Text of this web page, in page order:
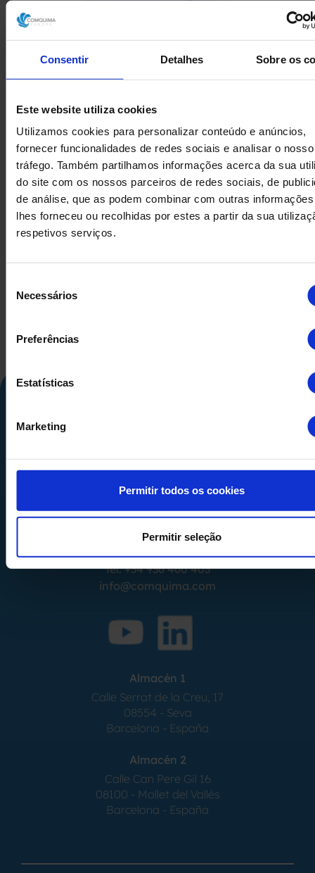
Consentir Detalhes Sobre os
Este website utiliza cookies
Utilizamos cookies para personalizar conteúdo e anúncios,
fornecer funcionalidades de redes sociais e analisar o nosso
tráfego. Também partilhamos informações acerca da sua
do site com os nossos parceiros de redes sociais, de
de análise, que as podem combinar com outras
lhes forneceu ou recolhidas por estes a partir da sua
respetivos serviços.
Necessários
Preferências
Estatísticas
Marketing
Permitir todos os cookies
Permitir seleção
CENTRÍFUGA RIERA
NADEU 200F-1000 EM AÇO
08520 Les Franqueses del Valles
Barcelona-España
Tel.+34 936 460 403
info@comquima.com
Almacén 1
Calle Serrat de la Creu, 17
08554 - Seva
Barcelona - España
Almacén 2
Calle Can Pere Gil 16
08100 - Mollet del Vallés
Barcelona - España